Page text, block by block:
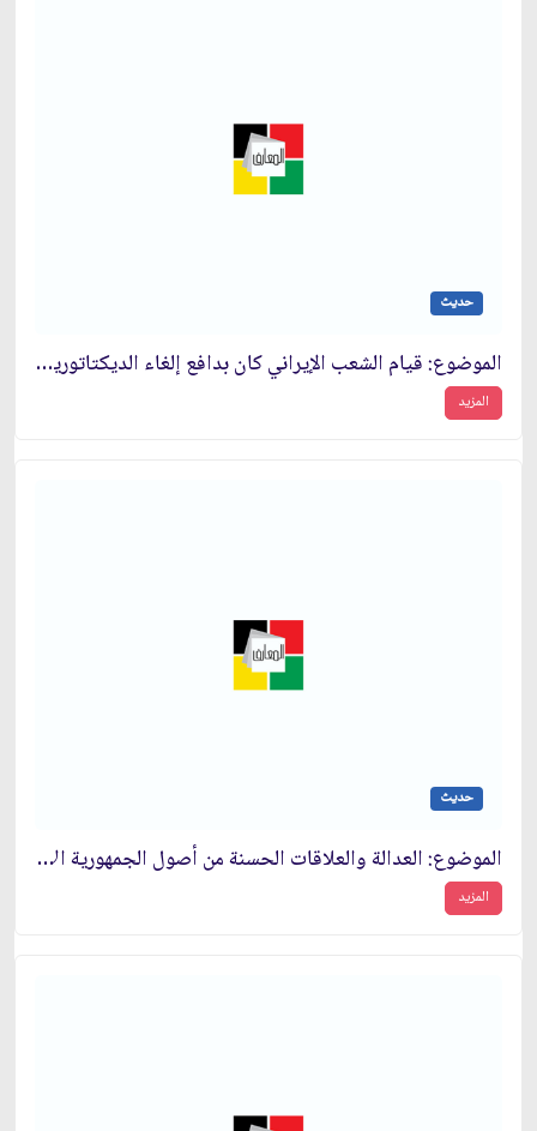
حديث
الموضوع: قيام الشعب الإيراني كان بدافع إلغاء الديكتاتورية وتحقيق العدالة
المزيد
حديث
الموضوع: العدالة والعلاقات الحسنة من أصول الجمهورية الإسلامية
المزيد